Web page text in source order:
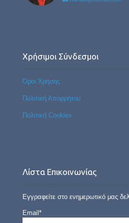
Χρήσιμοι Σύνδεσμοι
Όροι Χρήσης
Πολιτική Απορρήτου
Πολιτική Cookies
Λίστα Επικοινωνίας
Εγγραφείτε στο ενημερωτικό μας
Email*